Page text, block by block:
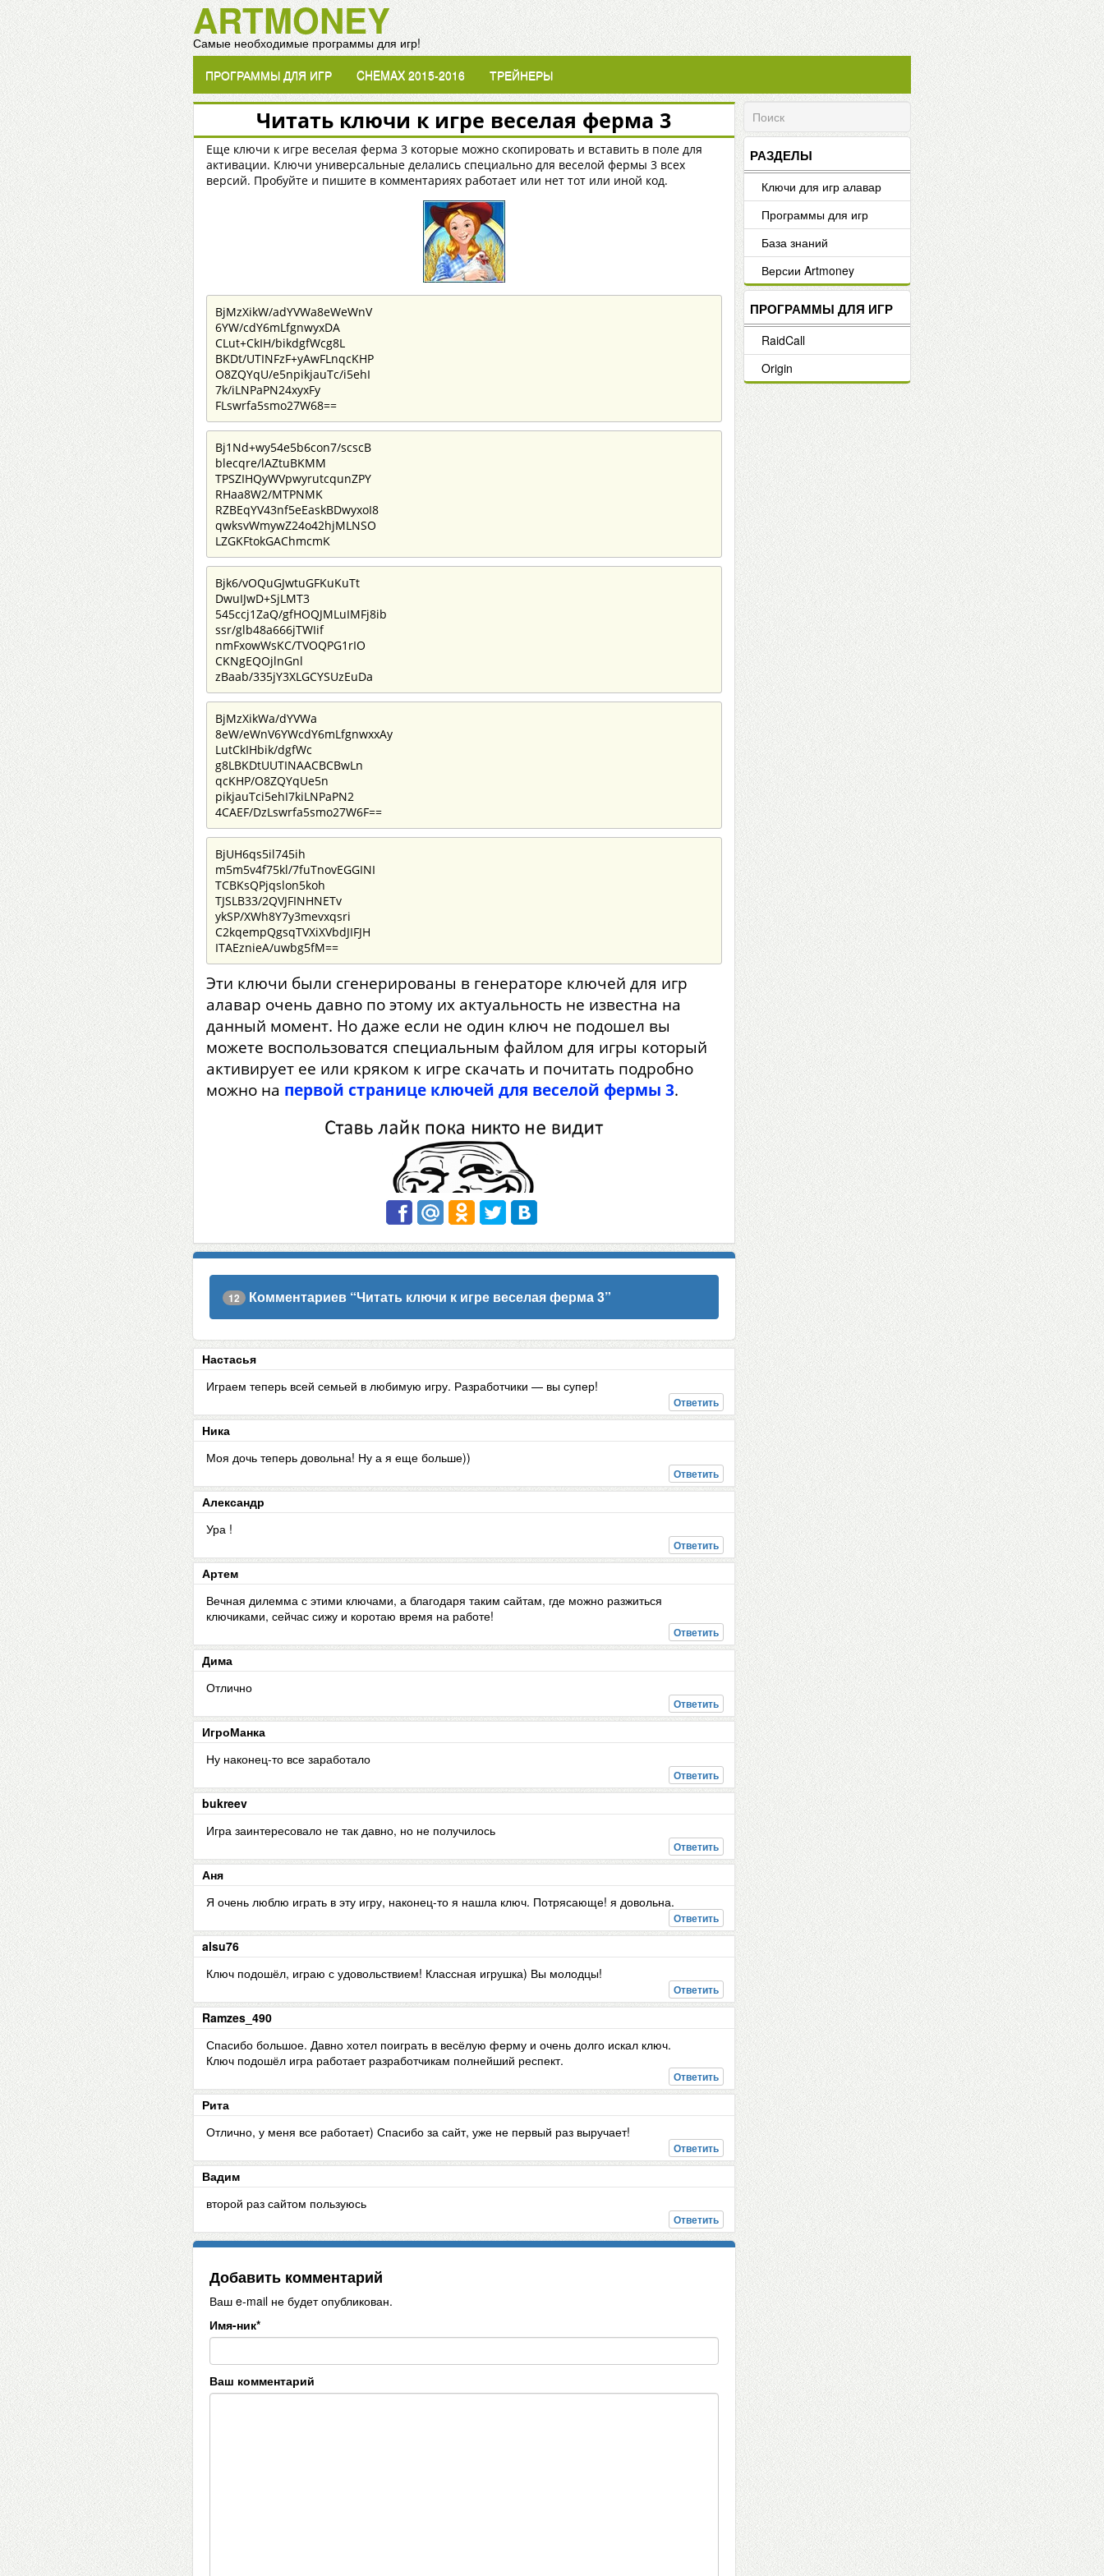
ARTMONEY
Самые необходимые программы для игр!
ПРОГРАММЫ ДЛЯ ИГР
CHEMAX 2015-2016 ТРЕЙНЕРЫ
Читать ключи к игре веселая ферма 3
Еще ключи к игре веселая ферма 3 которые можно скопировать и вставить в поле для
активации. Ключи универсальные делались специально для веселой фермы 3 всех
версий. Пробуйте и пишите в комментариях работает или нет тот или иной код.
BjMzXikW/adYVWa8eWeWnV
6YW/cdY6mLfgnwyxDA
CLut+CkIH/bikdgfWcg8L
BKDt/UTINFzF+yAwFLnqcKHP
O8ZQYqU/e5npikjauTc/i5ehI
7k/iLNPaPN24xyxFy
FLswrfa5smo27W68==
Bj1Nd+wy54e5b6con7/scscB
blecqre/lAZtuBKMM
TPSZIHQyWVpwyrutcqunZPY
RHaa8W2/MTPNMK
RZBEqYV43nf5eEaskBDwyxoI8
qwksvWmywZ24o42hjMLNSO
LZGKFtokGAChmcmK
Bjk6/vOQuGJwtuGFKuKuTt
DwuIJwD+SjLMT3
545ccj1ZaQ/gfHOQJMLuIMFj8ib
ssr/glb48a666jTWIif
nmFxowWsKC/TVOQPG1rIO
CKNgEQOjlnGnl
zBaab/335jY3XLGCYSUzEuDa
BjMzXikWa/dYVWa
8eW/eWnV6YWcdY6mLfgnwxxAy
LutCkIHbik/dgfWc
g8LBKDtUUTINAACBCBwLn
qcKHP/O8ZQYqUe5n
pikjauTci5ehI7kiLNPaPN2
4CAEF/DzLswrfa5smo27W6F==
BjUH6qs5il745ih
m5m5v4f75kl/7fuTnovEGGINI
TCBKsQPjqslon5koh
TJSLB33/2QVJFINHNETv
ykSP/XWh8Y7y3mevxqsri
C2kqempQgsqTVXiXVbdJIFJH
ITAEznieA/uwbg5fM==
Эти ключи были сгенерированы в генераторе ключей для игр
алавар очень давно по этому их актуальность не известна на
данный момент. Но даже если не один ключ не подошел вы
можете воспользоватся специальным файлом для игры который
активирует ее или кряком к игре скачать и почитать подробно
можно на первой странице ключей для веселой фермы 3.
12 Комментариев “Читать ключи к игре веселая ферма 3”
Настасья
Играем теперь всей семьей в любимую игру. Разработчики — вы супер!
Ответить
Ника
Моя дочь теперь довольна! Ну а я еще больше))
Ответить
Александр
Ура !
Ответить
Артем
Вечная дилемма с этими ключами, а благодаря таким сайтам, где можно разжиться
ключиками, сейчас сижу и коротаю время на работе!
Ответить
Дима
Отлично
Ответить
ИгроМанка
Ну наконец-то все заработало
Ответить
bukreev
Игра заинтересовало не так давно, но не получилось
Ответить
Аня
Я очень люблю играть в эту игру, наконец-то я нашла ключ. Потрясающе! я довольна.
Ответить
alsu76
Ключ подошёл, играю с удовольствием! Классная игрушка) Вы молодцы!
Ответить
Ramzes_490
Спасибо большое. Давно хотел поиграть в весёлую ферму и очень долго искал ключ.
Ключ подошёл игра работает разработчикам полнейший респект.
Ответить
Рита
Отлично, у меня все работает) Спасибо за сайт, уже не первый раз выручает!
Ответить
Вадим
второй раз сайтом пользуюсь
Ответить
Добавить комментарий
Ваш e-mail не будет опубликован.
Имя-ник*
Ваш комментарий
РАЗДЕЛЫ
Ключи для игр алавар
Программы для игр
База знаний
Версии Artmoney
ПРОГРАММЫ ДЛЯ ИГР
RaidCall
Origin